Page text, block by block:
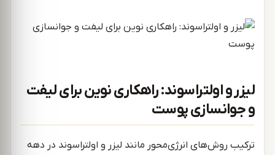
لیزر و اولتراسوند: راهکاری نوین برای لیفت
و جوانسازی پوست
ترکیب روش‌های انرژی‌محور مانند لیزر و اولتراسوند در دهه